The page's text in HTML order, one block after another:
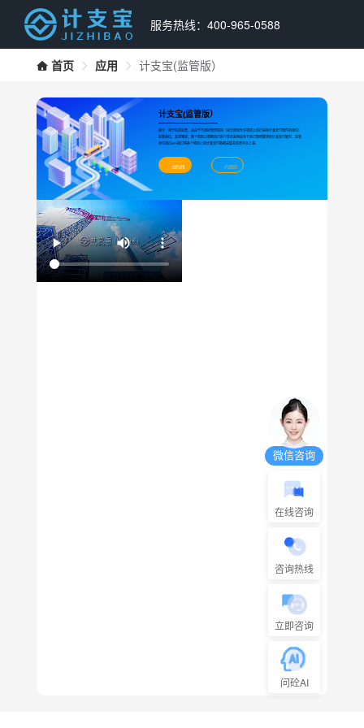
服务热线：400-965-0588
首页 应用 计支宝(监管版）
计支宝(监管版）
简介：用于投资监管，适应于不直接管理项目（充分放权允许项目上自行采购计量支付软件的单位）
监管单位，其逻辑是，各个项目上根据自己的个性化采购适合于自己管理需求的计量支付软件，监管
单位通过API接口将各个项目上的计量支付数据采集带监管平台上来。
立即试用 产品购买
微信咨询
在线咨询
咨询热线
立即咨询
问砼AI